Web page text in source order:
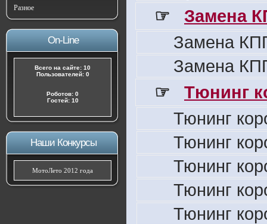
Разное
On-Line
Всего на сайте: 10
Пользователей: 0
Роботов: 0
Гостей: 10
Наши Конкурсы
МотоЛето 2012 года
☞
Замена
Замена
Замена
☞
Тюнинг
Тюнинг
Тюнинг
Тюнинг
Тюнинг
Тюнинг